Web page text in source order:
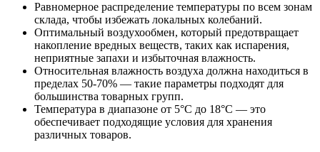
Равномерное распределение температуры по всем зонам
склада, чтобы избежать локальных колебаний.
Оптимальный воздухообмен, который предотвращает
накопление вредных веществ, таких как испарения,
неприятные запахи и избыточная влажность.
Относительная влажность воздуха должна находиться в
пределах 50-70% — такие параметры подходят для
большинства товарных групп.
Температура в диапазоне от 5°C до 18°C — это
обеспечивает подходящие условия для хранения
различных товаров.